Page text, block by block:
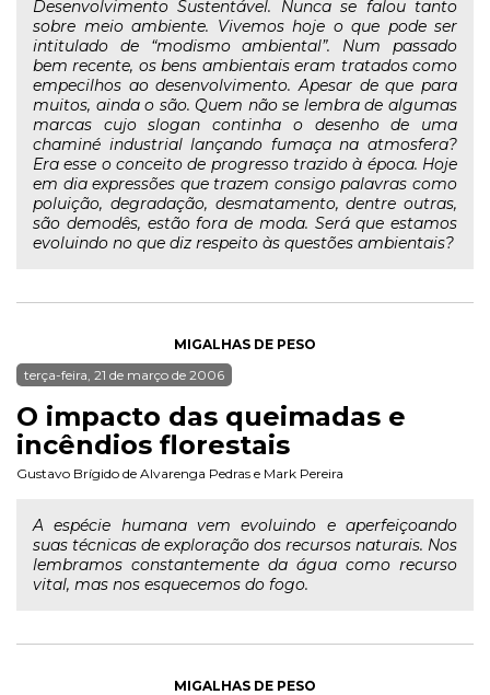
Desenvolvimento Sustentável. Nunca se falou tanto
sobre meio ambiente. Vivemos hoje o que pode ser
intitulado de “modismo ambiental”. Num passado
bem recente, os bens ambientais eram tratados como
empecilhos ao desenvolvimento. Apesar de que para
muitos, ainda o são. Quem não se lembra de algumas
marcas cujo slogan continha o desenho de uma
chaminé industrial lançando fumaça na atmosfera?
Era esse o conceito de progresso trazido à época. Hoje
em dia expressões que trazem consigo palavras como
poluição, degradação, desmatamento, dentre outras,
são demodês, estão fora de moda. Será que estamos
evoluindo no que diz respeito às questões ambientais?
MIGALHAS DE PESO
terça-feira, 21 de março de 2006
O impacto das queimadas e
incêndios florestais
Gustavo Brígido de Alvarenga Pedras e Mark Pereira
A espécie humana vem evoluindo e aperfeiçoando
suas técnicas de exploração dos recursos naturais. Nos
lembramos constantemente da água como recurso
vital, mas nos esquecemos do fogo.
MIGALHAS DE PESO